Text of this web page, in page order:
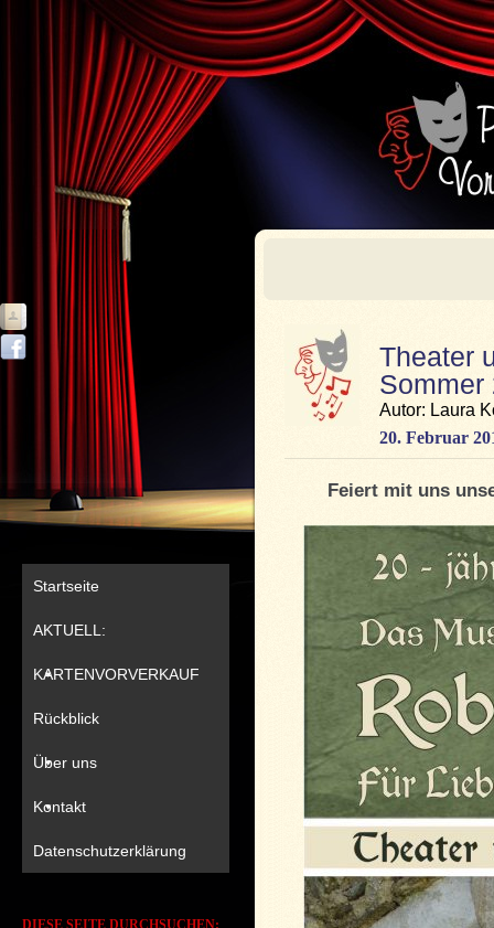
Startseite
AKTUELL:
KARTENVORVERKAUF
Rückblick
Über uns
Kontakt
Datenschutzerklärung
DIESE SEITE DURCHSUCHEN:
Theater
Sommer
Autor: Laura
20. Februar
Feiert mit uns